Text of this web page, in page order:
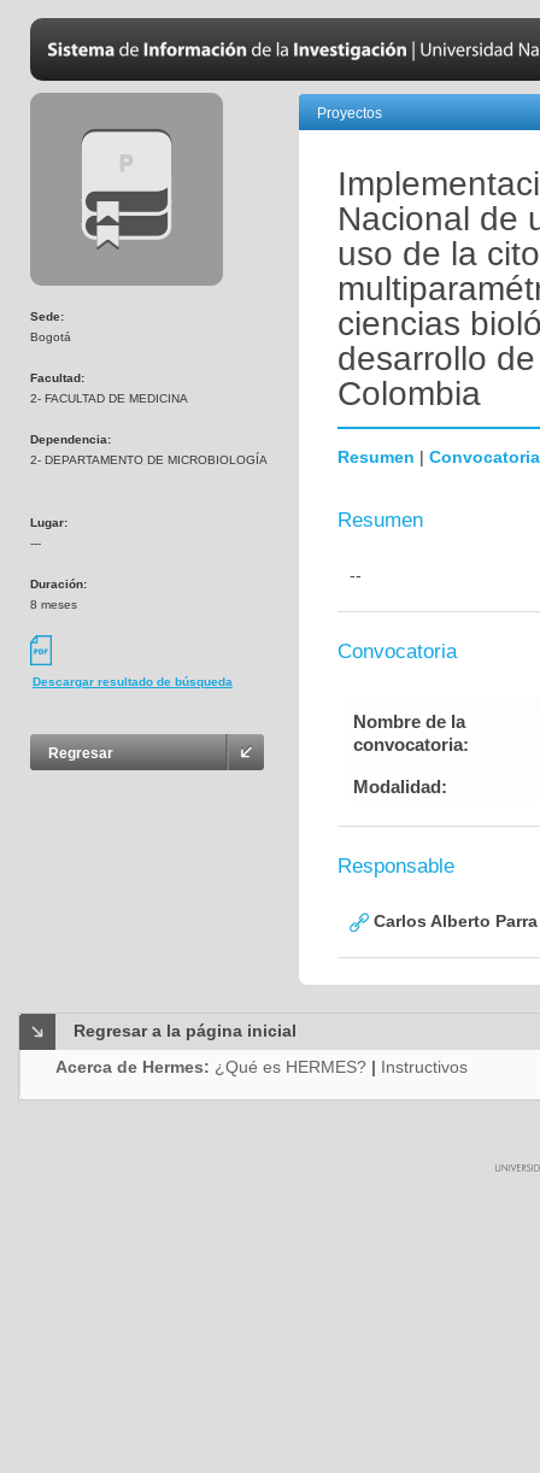
Sede:
Bogotá
Facultad:
2- FACULTAD DE MEDICINA
Dependencia:
2- DEPARTAMENTO DE MICROBIOLOGÍA
Lugar:
---
Duración:
8 meses
Descargar resultado de búsqueda
Regresar
Proyectos
Nacional de
uso de la
ciencias
desarrollo
Colombia
Resumen | Convocatoria
Resumen
--
Convocatoria
Nombre de la
convocatoria:
Modalidad:
Responsable
Carlos Alberto
Regresar a la página inicial
Acerca de Hermes: ¿Qué es HERMES? | Instructivos